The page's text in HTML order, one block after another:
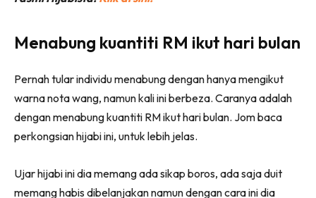
Menabung kuantiti RM ikut hari bulan
Pernah tular individu menabung dengan hanya mengikut
warna nota wang, namun kali ini berbeza. Caranya adalah
dengan menabung kuantiti RM ikut hari bulan. Jom baca
perkongsian hijabi ini, untuk lebih jelas.
Ujar hijabi ini dia memang ada sikap boros, ada saja duit
memang habis dibelanjakan namun dengan cara ini dia